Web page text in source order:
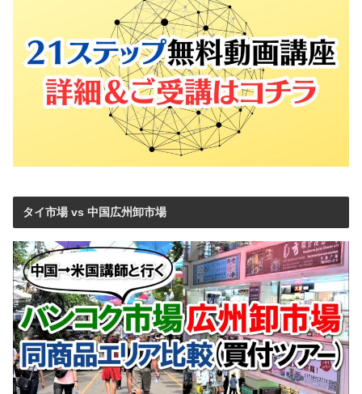
タイ市場 vs 中国広州卸市場